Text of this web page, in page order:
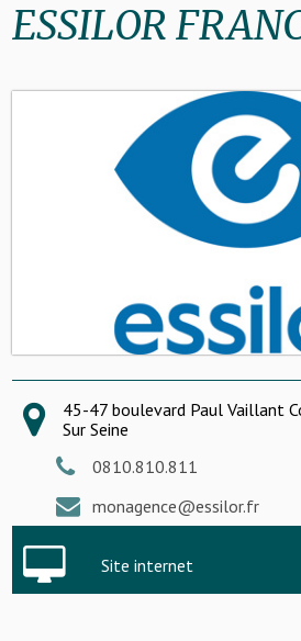
ESSILOR
45-47 boulevard Paul Vaillant
Sur Seine
0810.810.811
monagence@essilor.fr
Site internet